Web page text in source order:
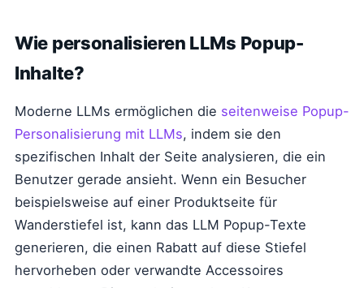
Wie personalisieren LLMs Popup-
Inhalte?
Moderne LLMs ermöglichen die seitenweise Popup-
Personalisierung mit LLMs, indem sie den
spezifischen Inhalt der Seite analysieren, die ein
Benutzer gerade ansieht. Wenn ein Besucher
beispielsweise auf einer Produktseite für
Wanderstiefel ist, kann das LLM Popup-Texte
generieren, die einen Rabatt auf diese Stiefel
hervorheben oder verwandte Accessoires